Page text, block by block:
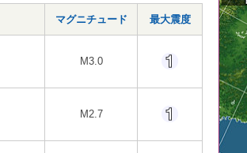
マグニチュード 最大震度
M3.0
M2.7